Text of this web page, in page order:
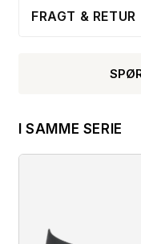
FRAGT & RETUR
I SAMME SERIE